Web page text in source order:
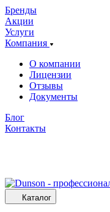
Бренды
Акции
Услуги
Компания
О компании
Лицензии
Отзывы
Документы
Блог
Контакты
Каталог